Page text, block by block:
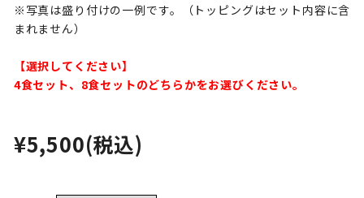
※写真は盛り付けの一例です。（トッピングはセット内容に含
まれません）
【選択してください】
4食セット、8食セットのどちらかをお選びください。
¥5,500(税込)